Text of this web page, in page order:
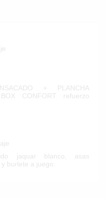
+ PLANCHA
CONFORT refuerzo
jaquar blanco
asas
burlete a juego.